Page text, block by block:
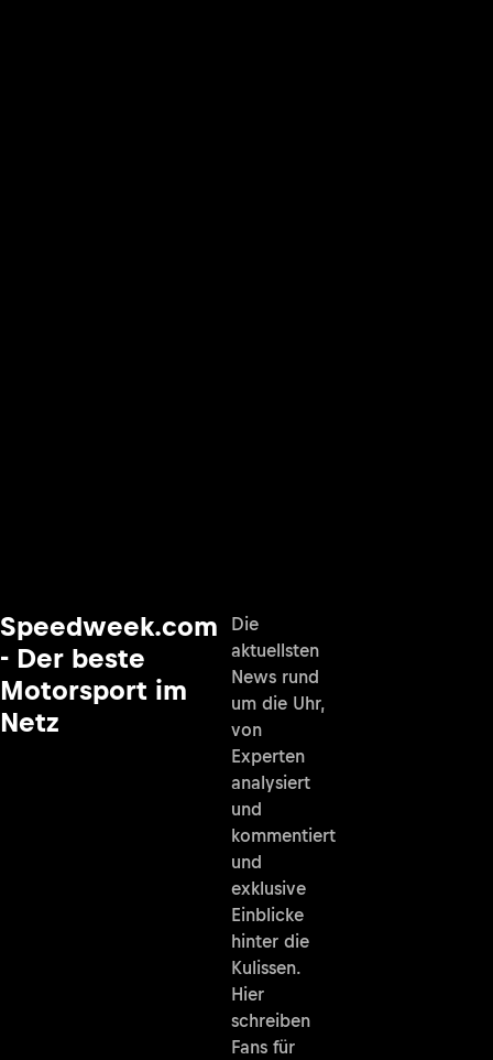
Speedweek.com
- Der beste
Motorsport im
Netz
Die
aktuellsten
News rund
um die Uhr,
von
Experten
analysiert
und
kommentiert
und
exklusive
Einblicke
hinter die
Kulissen.
Hier
schreiben
Fans für